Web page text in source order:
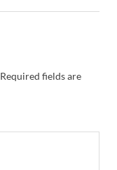
Required fields are